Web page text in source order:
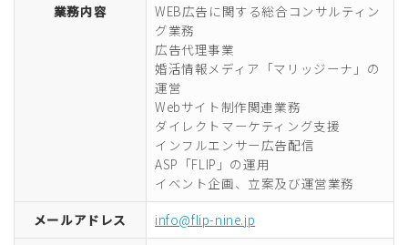
業務内容
WEB広告に関する総合コンサルティン
グ業務
広告代理事業
婚活情報メディア「マリッジーナ」の
運営
Webサイト制作関連業務
ダイレクトマーケティング支援
インフルエンサー広告配信
ASP「FLIP」の運用
イベント企画、立案及び運営業務
メールアドレス
info@flip-nine.jp